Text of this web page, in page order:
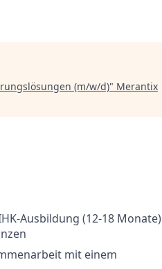
(m/w/d)" Merantix
Ausbildung (12-18 Monate)
mit einem